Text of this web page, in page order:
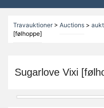
Travauktioner> Auctions>
[følhoppe]
Sugarlove Vixi